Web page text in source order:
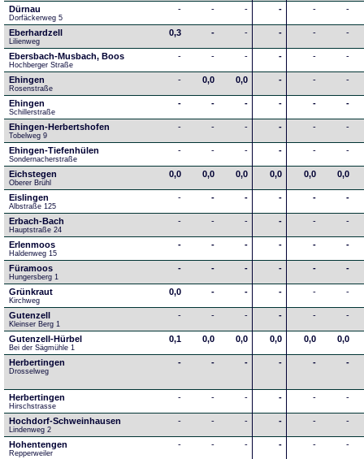
Dürnau
Dorfäckerweg 5
- - - - - -
Eberhardzell
Lilienweg
0,3 - - - - -
Ebersbach-Musbach, Boos
Hochberger Straße
- - - - - -
Ehingen
Rosenstraße
- 0,0 0,0 - - -
Ehingen
Schillerstraße
- - - - - -
Ehingen-Herbertshofen
Tobelweg 9
- - - - - -
Ehingen-Tiefenhülen
Sondernacherstraße
- - - - - -
Eichstegen
Oberer Brühl
0,0 0,0 0,0 0,0 0,0 0,0
Eislingen
Albstraße 125
- - - - - -
Erbach-Bach
Hauptstraße 24
- - - - - -
Erlenmoos
Haldenweg 15
- - - - - -
Füramoos
Hungersberg 1
- - - - - -
Grünkraut
Kirchweg
0,0 - - - - -
Gutenzell
Kleinser Berg 1
- - - - - -
Gutenzell-Hürbel
Bei der Sägmühle 1
0,1 0,0 0,0 0,0 0,0 0,0
Herbertingen
Drosselweg
- - - - - -
Herbertingen
Hirschstrasse
- - - - - -
Hochdorf-Schweinhausen
Lindenweg 2
- - - - - -
Hohentengen
Repperweiler
- - - - - -